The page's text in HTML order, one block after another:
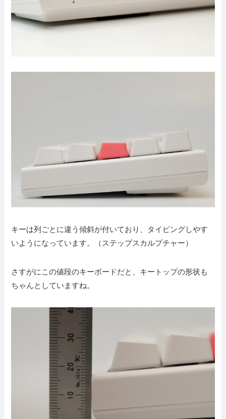
キーは列ごとに違う傾斜が付いており、タイピングしやす
いようになっています。（ステップスカルプチャー）
さすがにこの値段のキーボードだと、キートップの形状も
ちゃんとしていますね。